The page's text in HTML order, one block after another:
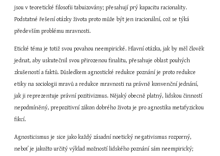
jsou v teoretické filosofii tabuizovány; přesahují prý kapacitu racionality.
Podstatné řešení otázky života proto může být jen iracionální, což se týká
především problému mravnosti.
Etické téma je totiž svou povahou neempirické. Hlavní otázka, jak by měl člověk
jednat, aby uskutečnil svou přirozenou finalitu, přesahuje oblast pouhých
zkušeností a faktů. Důsledkem agnostické redukce poznání je proto redukce
etiky na sociologii mravů a redukce mravnosti na právně konvenční jednání,
jak ji reprezentuje právní pozitivizmus. Nějaký obecně platný, lidskou činností
nepodmíněný, prepozitivní zákon dobrého života je pro agnostika metafyzickou
fikcí.
Agnosticismus je sice jako každý zásadní noetický negativismus rozporný,
neboť je jakožto určitý výklad možností lidského poznání sám neempirický;